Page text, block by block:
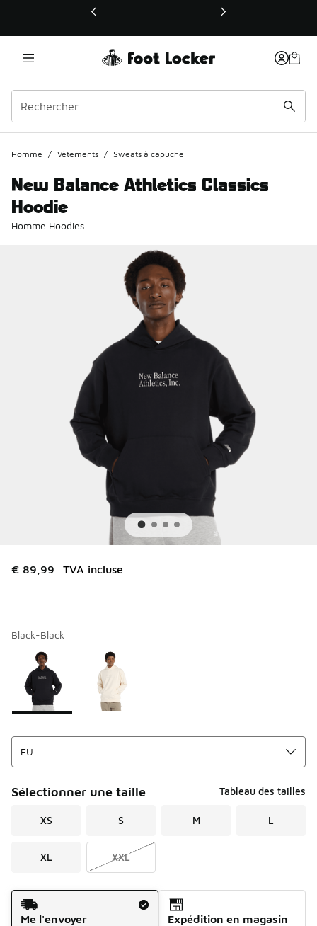
Ce lien ouvrira une nouvelle fenêtre
Homme / Vêtements / Sweats à capuche
New Balance Athletics Classics
Hoodie
Homme Hoodies
€ 89,99 TVA incluse
Black-Black
Page 1 sur 1 affichant 1 à 2 des 2 couleurs.
Merci de sélectionner un style
Sélectionner une taille Tableau des tailles
XS S M L
XL XXL
Mode d'expédition
Me l'envoyer
Expédition en magasin